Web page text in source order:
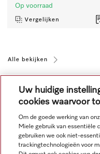
Op voorraad
Vergelijken
Alle bekijken
Navigatie
Uw huidige
cookies waarvoor
Om de goede werking van
Miele gebruik van essentiële
gebruiken we ook niet-
trackingtechnologieën voor